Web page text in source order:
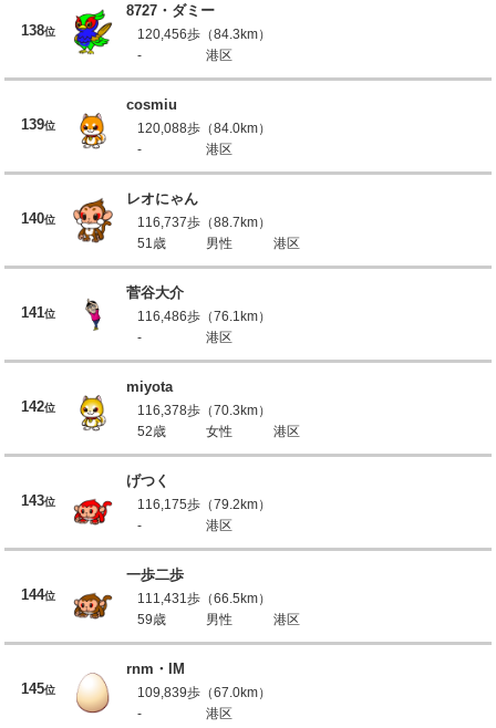
138位
8727・ダミー
120,456歩（84.3km）
-
港区
139位
cosmiu
120,088歩（84.0km）
-
港区
140位
レオにゃん
116,737歩（88.7km）
51歳
男性 港区
141位
菅谷大介
116,486歩（76.1km）
-
港区
142位
miyota
116,378歩（70.3km）
52歳
女性 港区
143位
げつく
116,175歩（79.2km）
-
港区
144位
一歩二歩
111,431歩（66.5km）
59歳
男性 港区
145位
rnm・IM
109,839歩（67.0km）
-
港区